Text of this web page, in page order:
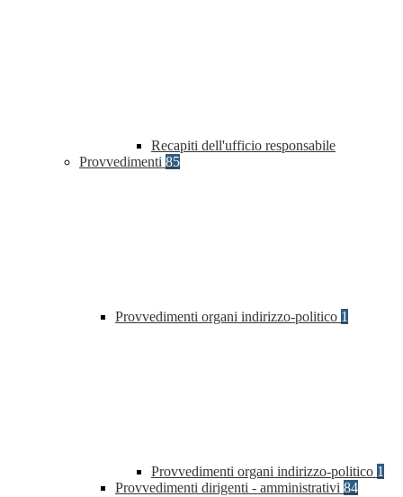
Recapiti dell'ufficio responsabile
Provvedimenti 85
Provvedimenti organi indirizzo-politico 1
Provvedimenti organi indirizzo-politico 1
Provvedimenti dirigenti - amministrativi 84